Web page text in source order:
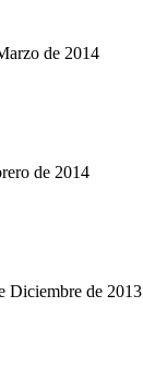
de 2014
de 2014
Diciembre de 2013